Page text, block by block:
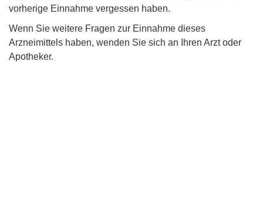
vorherige Einnahme vergessen haben.
Wenn Sie weitere Fragen zur Einnahme dieses
Arzneimittels haben, wenden Sie sich an Ihren Arzt oder
Apotheker.